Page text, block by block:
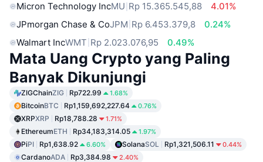
Micron Technology IncMU Rp 15.365.545,88
4.01%
JPmorgan Chase & CoJPM Rp 6.453.379,8
0.24%
Walmart IncWMT Rp 2.023.076,95 0.49%
Mata Uang Crypto yang Paling
Banyak Dikunjungi
ZIGChainZIG Rp722.99 1.68%
BitcoinBTC Rp1,159,692,227.64 0.76%
XRPXRP Rp18,788.28 1.71%
EthereumETH Rp34,183,314.05 1.97%
PiPI Rp1,638.92 6.60% SolanaSOL Rp1,321,506.11 0.44%
CardanoADA Rp3,384.98 2.40%